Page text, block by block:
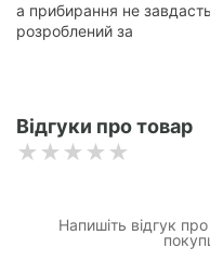
а прибирання не
розроблений за
Відгуки про товар
Напишіть відгук